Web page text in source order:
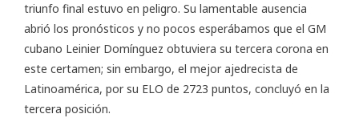
triunfo final estuvo en peligro. Su lamentable ausencia
abrió los pronósticos y no pocos esperábamos que el GM
cubano Leinier Domínguez obtuviera su tercera corona en
este certamen; sin embargo, el mejor ajedrecista de
Latinoamérica, por su ELO de 2723 puntos, concluyó en la
tercera posición.